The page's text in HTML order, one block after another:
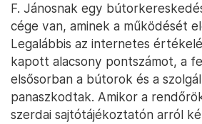
F. Jánosnak egy
cége van, aminek a működését
Legalábbis az internetes
kapott alacsony pontszámot, a
elsősorban a bútorok és a
panaszkodtak. Amikor a
szerdai sajtótájékoztatón arról